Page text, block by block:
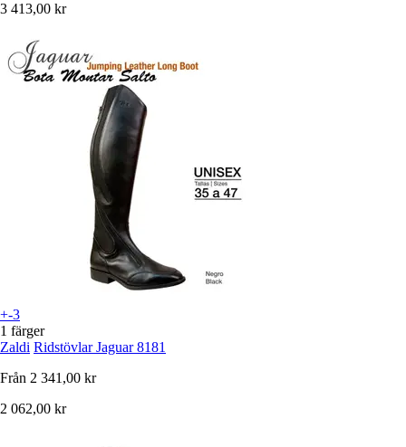
3 413,00 kr
+-3
1 färger
Zaldi Ridstövlar Jaguar 8181
Från 2 341,00 kr
2 062,00 kr